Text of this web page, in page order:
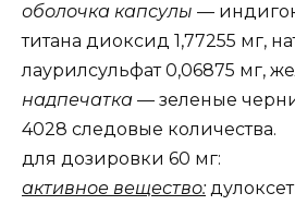
оболочка капсулы —
титана диоксид 1,77255 мг,
лаурилсульфат 0,06875 мг,
надпечатка — зеленые
4028 следовые количества.
для дозировки 60 мг:
активное вещество: